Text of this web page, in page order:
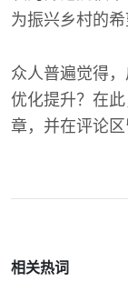
为振兴乡村的
众人普遍觉得
优化提升？在
章，并在评论区
相关热词